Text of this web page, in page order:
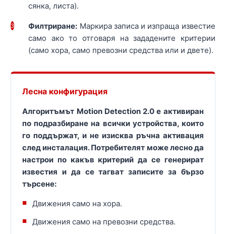
сянка, листа).
3 Филтриране: Маркира записа и изпраща известие
само ако то отговаря на зададените критерии
(само хора, само превозни средства или и двете).
Лесна конфигурация
Алгоритъмът Motion Detection 2.0 е активиран
по подразбиране на всички устройства, които
го поддържат, и не изисква ръчна активация
след инсталация. Потребителят може лесно да
настрои по какъв критерий да се генерират
известия и да се тагват записите за бързо
търсене:
Движения само на хора.
Движения само на превозни средства.